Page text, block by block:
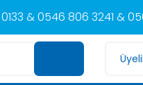
& 0546 806 3241 &